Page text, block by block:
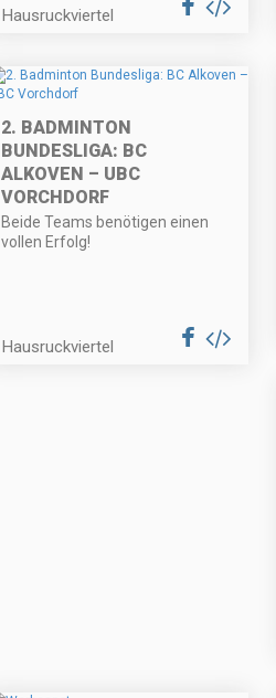
Hausruckviertel
2. BADMINTON
BUNDESLIGA: BC
ALKOVEN – UBC
VORCHDORF
Beide Teams benötigen einen
vollen Erfolg!
Hausruckviertel